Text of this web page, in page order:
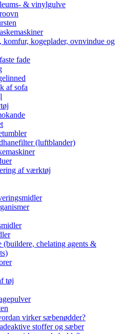
& vinylgulve
komfur, kogeplader, ovnvindue og
fade
af sofa
(luftblander)
af værktøj
(buildere, chelating agents &
tøj
virker sæbenødder?
stoffer og sæber